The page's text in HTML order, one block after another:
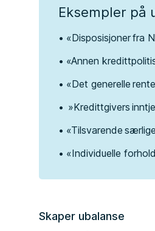
Eksempler på
«Disposisjoner fra
«Annen
«Det generelle
»Kredittgivers
«Tilsvarende
«Individuelle
Skaper ubalanse